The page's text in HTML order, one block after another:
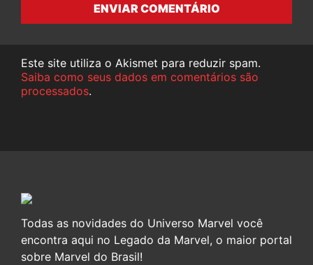
ENVIAR COMENTÁRIO
Este site utiliza o Akismet para reduzir spam.
Saiba como seus dados em comentários são
processados.
Todas as novidades do Universo Marvel você
encontra aqui no Legado da Marvel, o maior portal
sobre Marvel do Brasil!